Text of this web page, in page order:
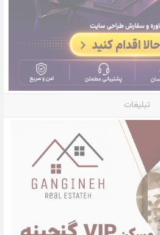
تبلیغات